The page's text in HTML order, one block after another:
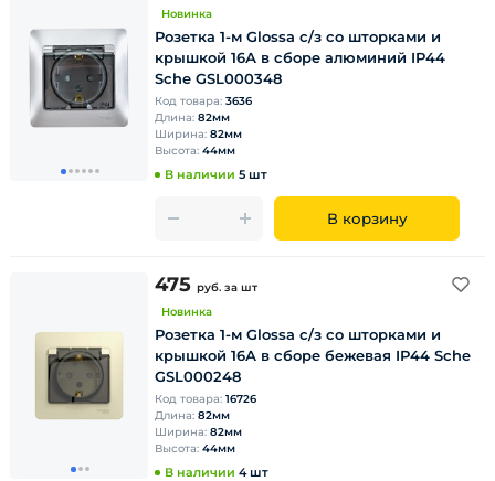
Новинка
Розетка 1-м Glossa с/з со шторками и
крышкой 16А в сборе алюминий IP44
Sche GSL000348
Код товара: 3636
Длина: 82мм
Ширина: 82мм
Высота: 44мм
В наличии 5 шт
В корзину
475 руб. за шт
Новинка
Розетка 1-м Glossa с/з со шторками и
крышкой 16А в сборе бежевая IP44 Sche
GSL000248
Код товара: 16726
Длина: 82мм
Ширина: 82мм
Высота: 44мм
В наличии 4 шт